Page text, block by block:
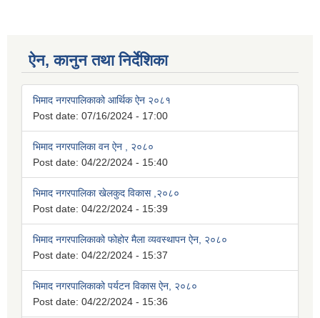
ऐन, कानुन तथा निर्देशिका
भिमाद नगरपालिकाको आर्थिक ऐन २०८१
Post date: 07/16/2024 - 17:00
भिमाद नगरपालिका वन ऐन , २०८०
Post date: 04/22/2024 - 15:40
भिमाद नगरपालिका खेलकुद विकास ,२०८०
Post date: 04/22/2024 - 15:39
भिमाद नगरपालिकाको फोहोर मैला व्यवस्थापन ऐन, २०८०
Post date: 04/22/2024 - 15:37
भिमाद नगरपालिकाको पर्यटन विकास ऐन, २०८०
Post date: 04/22/2024 - 15:36